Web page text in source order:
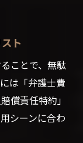
ト
ことで、無駄
は「弁護士費
償責任特約」
シーンに合わ